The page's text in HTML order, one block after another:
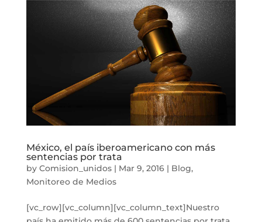
México, el país iberoamericano con más
sentencias por trata
by Comision_unidos| Mar 9, 2016| Blog,
Monitoreo de Medios
[vc_row][vc_column][vc_column_text]Nuestro